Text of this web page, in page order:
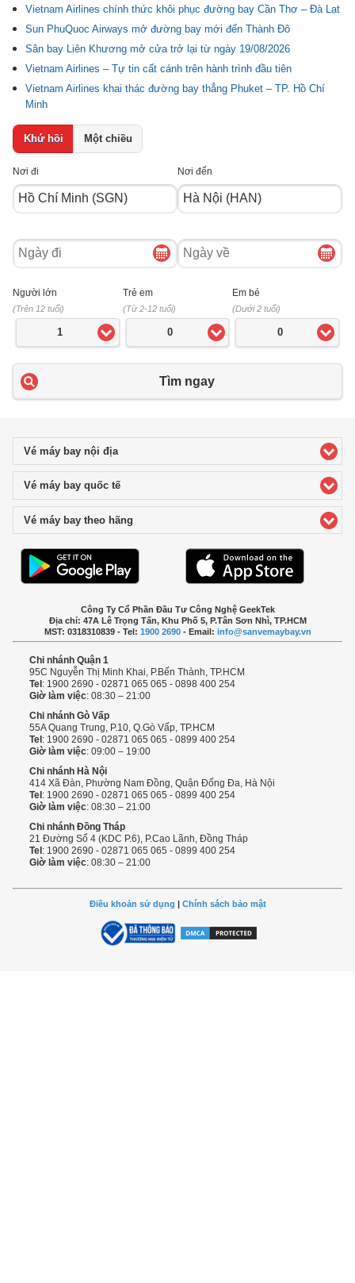
Vietnam Airlines chính thức khôi phục đường bay Cần Thơ – Đà Lạt
Sun PhuQuoc Airways mở đường bay mới đến Thành Đô
Sân bay Liên Khương mở cửa trở lại từ ngày 19/08/2026
Vietnam Airlines – Tự tin cất cánh trên hành trình đầu tiên
Vietnam Airlines khai thác đường bay thẳng Phuket – TP. Hồ Chí
Minh
Khứ hồi Một chiều
Nơi đi Nơi đến
Ngày
đi
Ngày
về
Người lớn
(Trên 12 tuổi)
1
Trẻ em
(Từ 2-12 tuổi)
0
Em bé
(Dưới 2 tuổi)
0
Tìm ngay
Vé máy bay nội địaclick to expand contents
Vé máy bay quốc tếclick to expand contents
Vé máy bay theo hãng
Công Ty Cổ Phần Đầu Tư Công Nghệ GeekTek
Địa chỉ: 47A Lê Trọng Tấn, Khu Phố 5, P.Tân Sơn Nhì, TP.HCM
MST: 0318310839 - Tel: 1900 2690- Email: info@sanvemaybay.vn
Chi nhánh Quận 1
95C Nguyễn Thị Minh Khai, P.Bến Thành, TP.HCM
Tel: 1900 2690 - 02871 065 065 - 0898 400 254
Giờ làm việc: 08:30 – 21:00
Chi nhánh Gò Vấp
55A Quang Trung, P.10, Q.Gò Vấp, TP.HCM
Tel: 1900 2690 - 02871 065 065 - 0899 400 254
Giờ làm việc: 09:00 – 19:00
Chi nhánh Hà Nội
414 Xã Đàn, Phường Nam Đồng, Quận Đống Đa, Hà Nội
Tel: 1900 2690 - 02871 065 065 - 0899 400 254
Giờ làm việc: 08:30 – 21:00
Chi nhánh Đồng Tháp
21 Đường Số 4 (KDC P.6), P.Cao Lãnh, Đồng Tháp
Tel: 1900 2690 - 02871 065 065 - 0899 400 254
Giờ làm việc: 08:30 – 21:00
Điều khoản sử dụng Chính sách bảo mật